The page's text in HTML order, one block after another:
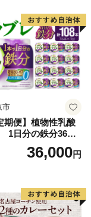
性化のための
します！
市
期便】植物性乳酸
1日分の鉄分36本
） [052S10-T]
36,000円